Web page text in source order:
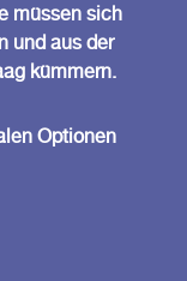
müssen sich
und aus der
kümmern.
Optionen